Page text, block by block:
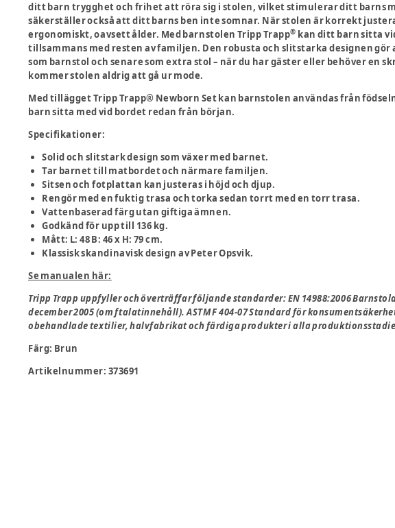
ditt barn trygghet och frihet att röra sig i stolen, vilket stimulerar ditt barns
säkerställer också att ditt barns ben inte somnar. När stolen är korrekt
ergonomiskt, oavsett ålder. Med barnstolen Tripp Trapp® kan ditt barn sitta
tillsammans med resten av familjen. Den robusta och slitstarka designen gör
som barnstol och senare som extra stol – när du har gäster eller behöver en
kommer stolen aldrig att gå ur mode.
Med tillägget Tripp Trapp® Newborn Set kan barnstolen användas från
barn sitta med vid bordet redan från början.
Specifikationer:
Solid och slitstark design som växer med barnet.
Tar barnet till matbordet och närmare familjen.
Sitsen och fotplattan kan justeras i höjd och djup.
Rengör med en fuktig trasa och torka sedan torrt med en torr trasa.
Vattenbaserad färg utan giftiga ämnen.
Godkänd för upp till 136 kg.
Mått: L: 48 B: 46 x H: 79 cm.
Klassisk skandinavisk design av Peter Opsvik.
Se manualen här:
Tripp Trapp uppfyller och överträffar följande standarder: EN 14988:2006
december 2005 (om ftalatinnehåll). ASTM F 404-07 Standard för
obehandlade textilier, halvfabrikat och färdiga produkter i alla
Färg: Brun
Artikelnummer: 373691